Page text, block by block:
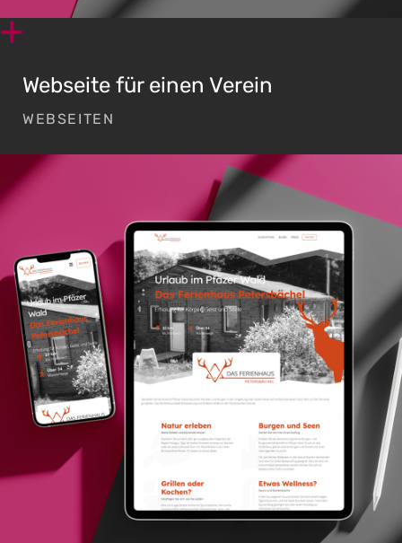
Webseite für einen Verein
WEBSEITEN